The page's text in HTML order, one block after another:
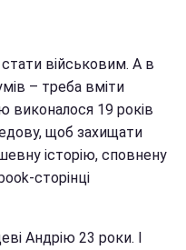
військовим. А в
– треба вміти
виконалося 19 років
щоб захищати
історію, сповнену
сторінці
Андрію 23 роки. І